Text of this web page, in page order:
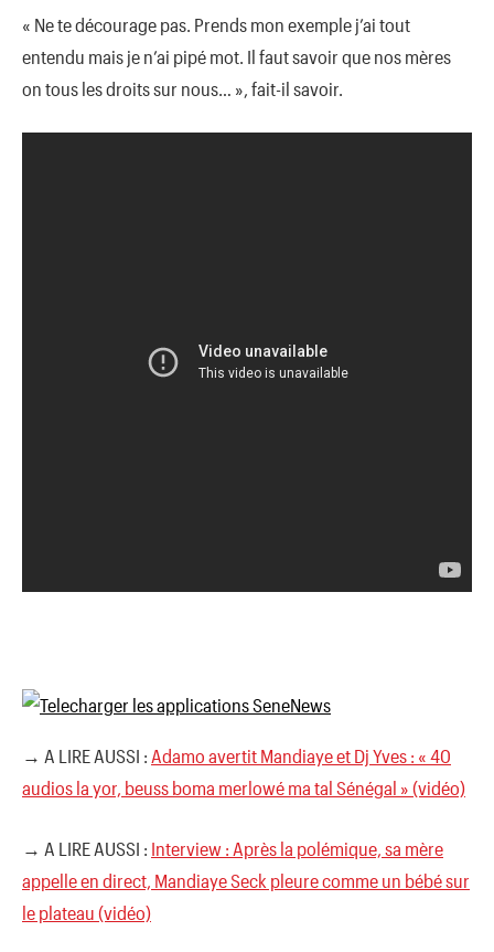
« Ne te décourage pas. Prends mon exemple j’ai tout
entendu mais je n’ai pipé mot. Il faut savoir que nos mères
on tous les droits sur nous… », fait-il savoir.
→ A LIRE AUSSI : Adamo avertit Mandiaye et Dj Yves : « 40
audios la yor, beuss boma merlowé ma tal Sénégal » (vidéo)
→ A LIRE AUSSI : Interview : Après la polémique, sa mère
appelle en direct, Mandiaye Seck pleure comme un bébé sur
le plateau (vidéo)